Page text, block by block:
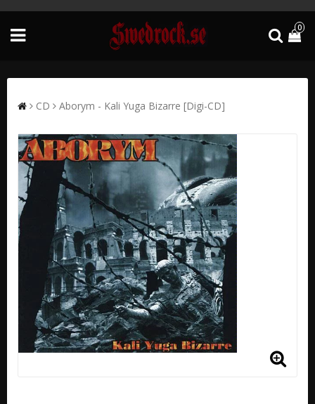
0
CD Aborym - Kali Yuga Bizarre [Digi-CD]